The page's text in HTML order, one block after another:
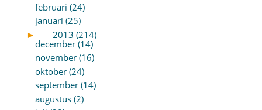
februari (24)
januari (25)
►
2013 (214)
december (14)
november (16)
oktober (24)
september (14)
augustus (2)